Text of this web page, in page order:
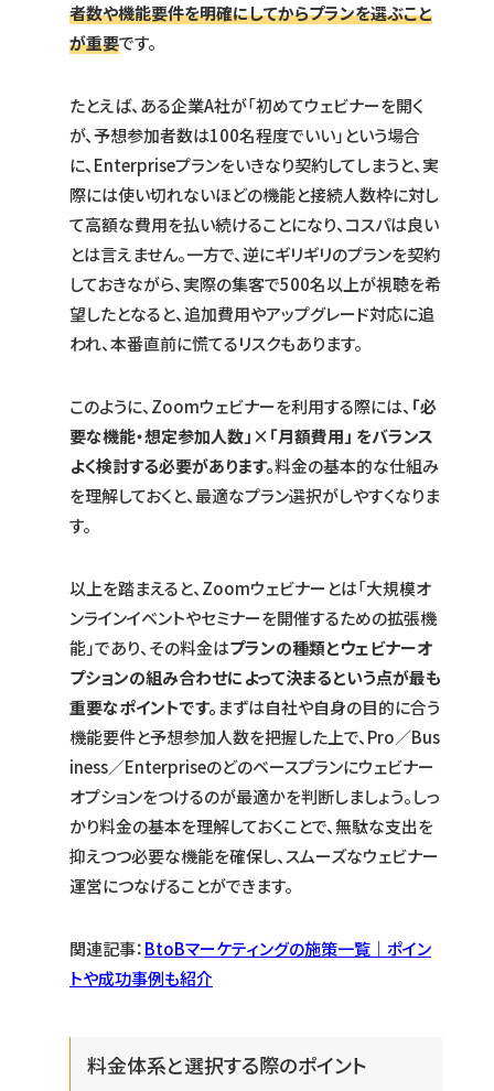
者数や機能要件を明確にしてからプランを選ぶこと
が重要です。
たとえば、ある企業A社が「初めてウェビナーを開く
が、予想参加者数は100名程度でいい」という場合
に、Enterpriseプランをいきなり契約してしまうと、実
際には使い切れないほどの機能と接続人数枠に対し
て高額な費用を払い続けることになり、コスパは良い
とは言えません。一方で、逆にギリギリのプランを契約
しておきながら、実際の集客で500名以上が視聴を希
望したとなると、追加費用やアップグレード対応に追
われ、本番直前に慌てるリスクもあります。
このように、Zoomウェビナーを利用する際には、 「必
要な機能・想定参加人数」×「月額費用」 をバランス
よく検討する必要があります。料金の基本的な仕組み
を理解しておくと、最適なプラン選択がしやすくなりま
す。
以上を踏まえると、Zoomウェビナーとは「大規模オ
ンラインイベントやセミナーを開催するための拡張機
能」であり、その料金はプランの種類とウェビナーオ
プションの組み合わせによって決まるという点が最も
重要なポイントです。まずは自社や自身の目的に合う
機能要件と予想参加人数を把握した上で、Pro／Bus
iness／Enterpriseのどのベースプランにウェビナー
オプションをつけるのが最適かを判断しましょう。しっ
かり料金の基本を理解しておくことで、無駄な支出を
抑えつつ必要な機能を確保し、スムーズなウェビナー
運営につなげることができます。
関連記事：BtoBマーケティングの施策一覧｜ポイン
トや成功事例も紹介
料金体系と選択する際のポイント